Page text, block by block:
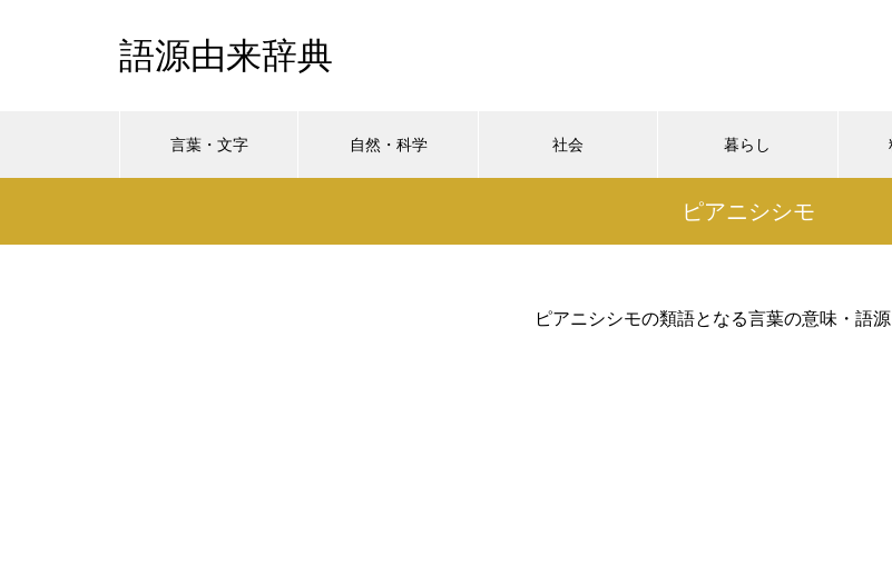
語源由来辞典
言葉・文字 自然・科学 社会 暮らし
ピアニシシモ
ピアニシシモの類語となる言葉の意味・語源